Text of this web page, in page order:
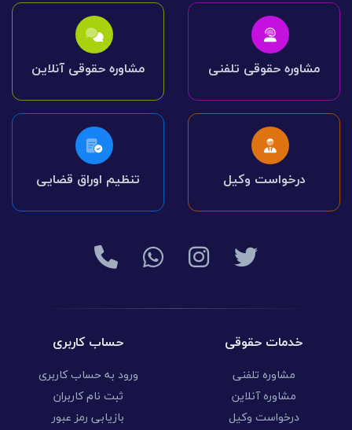
مشاوره حقوقی تلفنی مشاوره حقوقی آنلاین
درخواست وکیل تنظیم اوراق قضایی
خدمات حقوقی
مشاوره تلفنی
مشاوره آنلاین
درخواست وکیل
حساب کاربری
ورود به حساب کاربری
ثبت نام کاربران
بازیابی رمز عبور